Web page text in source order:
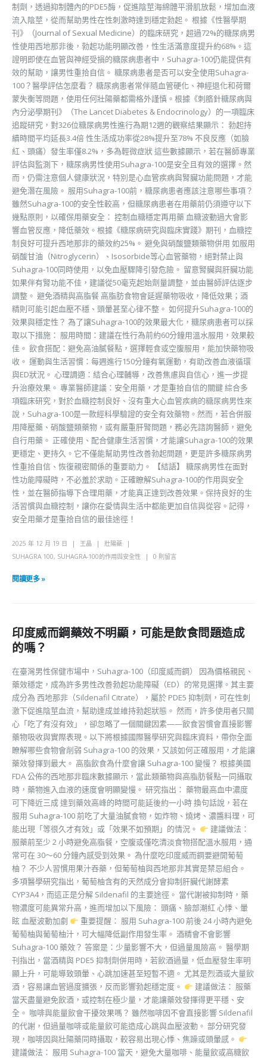
制劑，透過抑制體內的PDE5酶，促進陰莖海綿體平滑肌放鬆，增加血液
流入陰莖，從而幫助男性在性刺激時達到穩定勃起。 根據《性醫學期
刊》（Journal of Sexual Medicine）的臨床研究，超過72%的糖尿病男
性使用西地那非後，勃起功能明顯改善，性生活滿意度提升約68%。這
證明即使在血管與神經受損的糖尿病患者中，Suhagra-100仍能提供有
效的幫助，讓男性重拾自信。 糖尿病患者是否可以安全使用Suhagra-
100？醫學評估怎麼看？ 糖尿病患者常伴隨血管硬化、神經退化和荷爾
蒙失衡等問題，使用任何壯陽藥都需格外謹慎。根據《刺胳針糖尿病與
內分泌學期刊》（The Lancet Diabetes & Endocrinology）的一項臨床
追蹤研究，對326位糖尿病男性進行為期12週的觀察結果顯示： 勃起持
續時間平均延長3.4倍 性生活成功率從28%提升至78% 不良反應（如臉
紅、頭痛）發生率僅8.2%，多為輕微症狀 這些數據顯示，若在醫師專業
評估與監測下，糖尿病男性使用Suhagra-100是安全且有效的選擇。然
而，仍需注意個人健康狀況，特別是心血管疾病與腎臟功能問題，才能
避免潛在風險。 服用Suhagra-100前，糖尿病患者應該注意哪些事項？
雖然Suhagra-100的安全性較高，但糖尿病患者在用藥前仍須遵守以下
幾點原則，以確保用藥安全： 控制血糖穩定再用藥 血糖波動過大會影
響血管反應，降低藥效。根據《糖尿病研究與臨床實踐》期刊，血糖控
制良好可提升西地那非的藥效約25%。 避免與硝酸鹽類藥物併用 如服用
硝酸甘油（Nitroglycerin）、Isosorbide等心血管藥物，絕對禁止與
Suhagra-100同時使用，以免血壓驟降引發危險。 留意腎臟與肝臟功能
如果伴有腎功能不佳，建議從50毫克起始劑量調整，並由醫師評估逐步
調整。 避免酒精與高脂餐 高脂肪食物會延遲藥物吸收，降低效果；酒
精則可能引起血壓不穩、頭暈甚至心律不整。 如何提升Suhagra-100的
效果與穩定性？ 為了讓Suhagra-100的效果最大化，糖尿病患者可以採
取以下措施： 服用時間：建議在性行為前約60分鐘用溫水服用，效果較
佳。 飲食搭配：避免高油膩餐點，選擇輕食或空腹服用，能加快藥物吸
收。 運動與生活習慣：每週進行150分鐘有氧運動，有助改善血液循環
與ED狀況。 心理調適：結合心理輔導，改善焦慮與自信心，進一步提
升治療效果。 專業醫師建議：安全用藥，才是重拾自信的關鍵 綜合多
項臨床研究，對於血糖控制良好、沒有重大心血管疾病的糖尿病男性來
說，Suhagra-100是一款經科學驗證的安全有效藥物。然而，若合併服
用降壓藥、硝酸鹽類藥物，或有嚴重肝腎問題，務必先諮詢醫師，避免
自行用藥。 正確使用、配合健康生活習慣，才能讓Suhagra-100的效果
更穩定、更持久。它不僅能幫助男性改善勃起問題，更是許多糖尿病男
性重拾自信、恢復親密關係的重要助力。 【結語】 糖尿病男性在面對
性功能障礙時，不必羞於求助。正確瞭解Suhagra-100的作用與安全
性，並在醫師指導下合理用藥，才能真正達到改善效果。保持良好的生
活習慣與血糖控制，讓你在愛情與生活中都能更加自信與從容。記得，
安全用藥才是重拾自信的最佳途徑！
2025 年 12 月 19 日 王晶
壯陽藥
SUHAGRA 100, SUHAGRA-100的作用與安全性 0 則留言
閱讀更多 »
印度威而鋼藥效不明顯，可能是飲食問題造成
的嗎？
在臺灣男性保健市場中，Suhagra-100（印度威而鋼） 因為價格親民、
藥效穩定，成為許多男性改善勃起功能障礙（ED）的常見選擇。其主要
成分為 西地那非（Sildenafil Citrate），屬於 PDE5 抑制劑，可在性刺
激下促進陰莖血流，幫助達成並維持勃起狀態。 然而，許多使用者只關
心「吃了有沒有效」，卻忽略了一個關鍵因素——飲食習慣會直接影響
藥物吸收與實際表現。以下將根據國際醫學研究與臨床資料，帶你全面
瞭解哪些食物會削弱 Suhagra-100 的效果，又該如何正確服用，才能讓
藥效發揮到最大。 高脂飲食為什麼會讓 Suhagra-100 變慢？ 根據美國
FDA 公佈的西地那非臨床數據顯示，當此類藥物與高脂肪餐點一同攝取
時，藥物進入血液的速度會明顯變慢。 研究指出： 藥物最高血中濃度
可下降近三成 達到藥效高峰的時間可能延後約一小時 換句話說，若在
服用 Suhagra-100 前吃了大量油膩食物，如炸物、燒烤、濃醬料理，可
能出現「等很久才有效」或「效果不如預期」的情況。
建議做法：
服藥前至少 2 小時避免高脂餐，空腹或僅吃清淡食物搭配溫水服用，通
常可在 30～60 分鐘內感受到效果。 為什麼吃印度威而鋼要避開葡萄
柚？ 不少人習慣用果汁吞藥，但葡萄柚與西地那非其實是禁忌組合。
多項醫學研究指出，葡萄柚含有的天然成分會抑制肝臟代謝酵素
CYP3A4，而這正是分解 Sildenafil 的主要途徑。 當代謝被抑制時，藥
物濃度可能異常升高，進而增加以下風險： 頭痛、臉部潮紅 心悸、暈
眩 血壓波動加劇
重要提醒： 服用 Suhagra-100 前後 24 小時內避免
葡萄柚與葡萄柚汁，可大幅降低副作用發生率。 酒精會不會影響
Suhagra-100 藥效？ 答案是：少量影響不大，但過量風險高。 醫學期
刊指出，當酒精與 PDE5 抑制劑併用時，若飲酒過量，低血壓發生率明
顯上升，可能導致頭暈、心跳加速甚至短暫不適。 尤其是烈酒或大量飲
酒，容易讓血管過度擴張，反而影響勃起穩定度。
建議做法： 服藥
當天盡量避免飲酒，或控制在極少量，才能讓藥效發揮得更平穩、安
全。 咖啡與能量飲會干擾效果嗎？ 雖然咖啡因不會直接影響 Sildenafil
的代謝，但過量咖啡或能量飲可能造成心跳與血壓波動。 部分研究發
現，咖啡因與壯陽藥同時攝取，較容易出現心悸、焦躁或頭暈感。
建議做法： 服用 Suhagra-100 當天，避免大量咖啡、能量飲或高糖飲